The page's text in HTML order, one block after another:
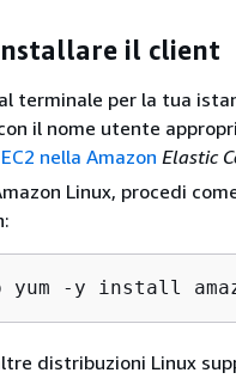
il client
terminale per la tua
il nome utente
nella Amazon Elastic
Linux, procedi
yum -y install
distribuzioni Linux